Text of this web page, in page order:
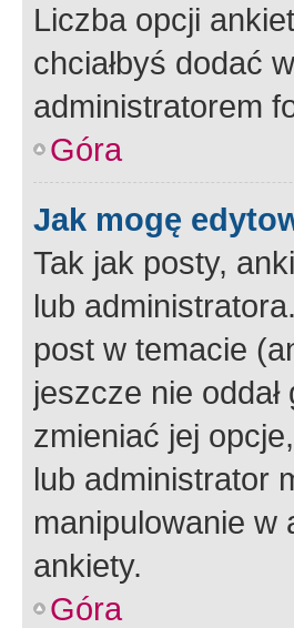
Liczba opcji
chciałbyś dodać
administratorem
Góra
Jak mogę
Tak jak posty,
lub
post w temacie
jeszcze nie
zmieniać jej
lub administrator
manipulowanie w
ankiety.
Góra